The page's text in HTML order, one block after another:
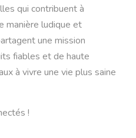
qui contribuent à
manière ludique et
une mission
fiables et de haute
à vivre une vie plus saine
!